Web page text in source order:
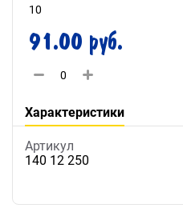
10
91.00 руб.
Характеристики
Артикул
140 12 250